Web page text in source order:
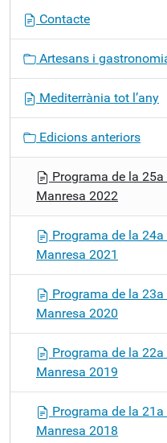
ó
Contacte
Artesans i
Mediterrània tot l’any
Edicions anteriors
Programa de la
Manresa 2022
Programa de la
Manresa 2021
Programa de la
Manresa 2020
Programa de la
Manresa 2019
Programa de la
Manresa 2018